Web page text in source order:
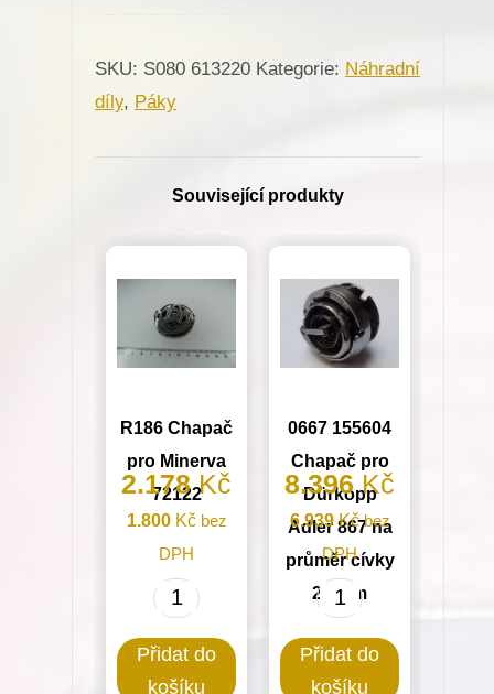
Minerva
(72129)
SKU: S080 613220 Kategorie: Náhradní
díly, Páky
Související produkty
R186 Chapač
pro Minerva
72122
2.178Kč
1.800 Kčbez
DPH
R186
pro
Přidat do
košíku
0667 155604
Chapač pro
Dürkopp
Adler 867 na
průměr cívky
26 mm
8.396Kč
6.939Kčbez
DPH
0667
Chapač
Přidat do
košíku